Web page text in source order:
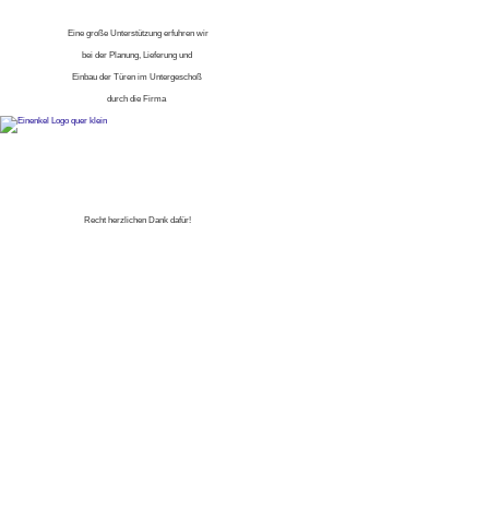
Eine große Unterstützung erfuhren wir
bei der Planung, Lieferung und
Einbau der Türen im Untergeschoß
durch die Firma
Recht herzlichen Dank dafür!